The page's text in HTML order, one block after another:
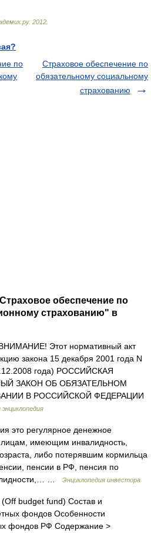
. 2012
по
Страховое обеспечение по
обязательному социальному
страхованию
обеспечение по
страхованию" в
Этот нормативный акт
закона 15 декабря 2001 года N
года) РОССИЙСКАЯ
ЗАКОН ОБ ОБЯЗАТЕЛЬНОМ
В РОССИЙСКОЙ ФЕДЕРАЦИИ
это регулярное денежное
имеющим инвалидность,
либо потерявшим кормильца
пенсии в РФ, пенсия по
…
Энциклопедия инвестора
budget fund) Состав и
фондов Особенности
фондов РФ Содержание >